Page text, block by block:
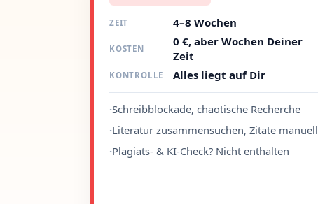
ZEIT 4–8 Wochen
KOSTEN
0 €, aber Wochen Deiner
Zeit
KONTROLLE Alles liegt auf Dir
·Schreibblockade, chaotische Recherche
·Literatur zusammensuchen, Zitate manuell
·Plagiats- & KI-Check? Nicht enthalten